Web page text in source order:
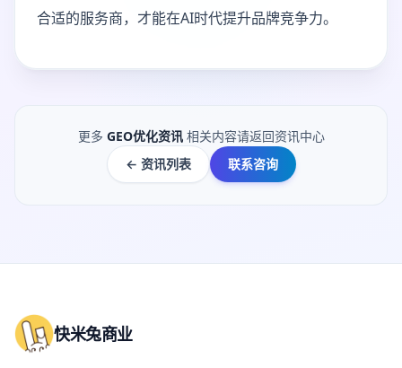
合适的服务商，才能在AI时代提升品牌竞争力。
更多 GEO优化资讯 相关内容请返回资讯中心
← 资讯列表
联系咨询
快米兔商业